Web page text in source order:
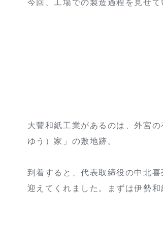
今回、工場での製造過程を見せ
大豐和紙工業があるのは、外宮
ゆう）家」の敷地跡。
到着すると、代表取締役の中北
迎えてくれました。まずは伊勢